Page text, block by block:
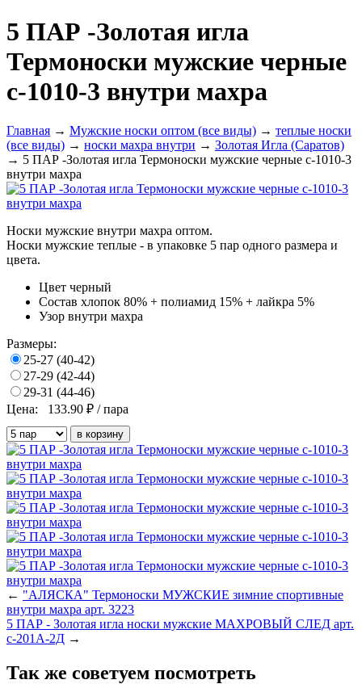
5 ПАР -Золотая игла
Термоноски мужские черные
с-1010-3 внутри махра
Главная → Мужские носки оптом (все виды) → теплые носки
(все виды) → носки махра внутри → Золотая Игла (Саратов)
→ 5 ПАР -Золотая игла Термоноски мужские черные с-1010-3
внутри махра
Носки мужские внутри махра оптом.
Носки мужские теплые - в упаковке 5 пар одного размера и
цвета.
Цвет черный
Состав хлопок 80% + полиамид 15% + лайкра 5%
Узор внутри махра
Размеры:
25-27 (40-42)
27-29 (42-44)
29-31 (44-46)
Цена:
133.90 ₽ / пара
← "АЛЯСКА" Термоноски МУЖСКИЕ зимние спортивные
внутри махра арт. 3223
5 ПАР - Золотая игла носки мужские МАХРОВЫЙ СЛЕД арт.
с-201А-2Д →
Так же советуем посмотреть